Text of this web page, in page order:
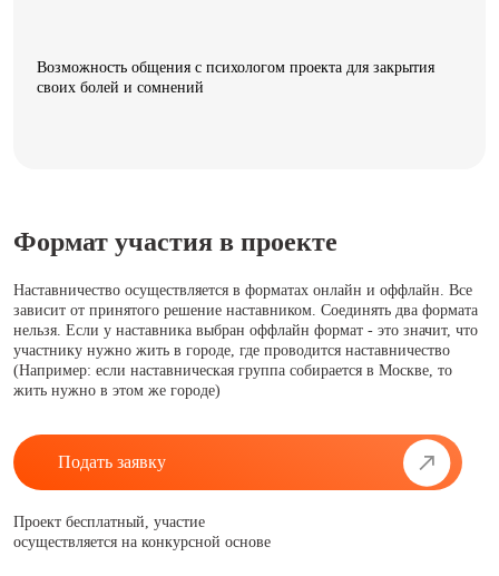
Возможность общения с психологом проекта для закрытия
своих болей и сомнений
Формат участия в проекте
Наставничество осуществляется в форматах онлайн и оффлайн. Все
зависит от принятого решение наставником. Соединять два формата
нельзя. Если у наставника выбран оффлайн формат - это значит, что
участнику нужно жить в городе, где проводится наставничество
(Например: если наставническая группа собирается в Москве, то
жить нужно в этом же городе)
Подать заявку
Проект бесплатный, участие
осуществляется на конкурсной основе